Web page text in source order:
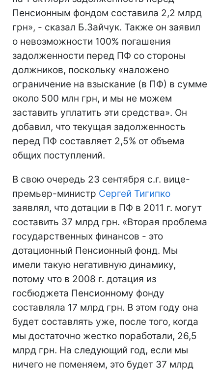
Пенсионным фондом составила 2,2 млрд
грн», - сказал Б.Зайчук. Также он заявил
о невозможности 100% погашения
задолженности перед ПФ со стороны
должников, поскольку «наложено
ограничение на взыскание (в ПФ) в сумме
около 500 млн грн, и мы не можем
заставить уплатить эти средства». Он
добавил, что текущая задолженность
перед ПФ составляет 2,5% от объема
общих поступлений.
В свою очередь 23 сентября с.г. вице-
премьер-министр Сергей Тигипко
заявлял, что дотации в ПФ в 2011 г. могут
составить 37 млрд грн. «Вторая проблема
государственных финансов - это
дотационный Пенсионный фонд. Мы
имели такую негативную динамику,
потому что в 2008 г. дотация из
госбюджета Пенсионному фонду
составляла 17 млрд грн. В этом году она
будет составлять уже, после того, когда
мы достаточно жестко поработали, 26,5
млрд грн. На следующий год, если мы
ничего не поменяем, это будет 37 млрд